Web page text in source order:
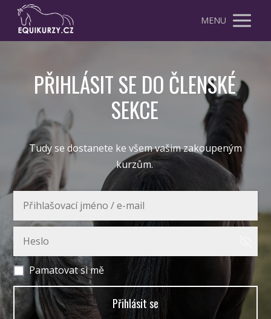
MENU
PŘIHLÁSIT SE DO ČLENSKÉ
SEKCE
Tudy se dostanete ke všem vašim zakoupeným
kurzům.
Pamatovat si mě
Přihlásit se